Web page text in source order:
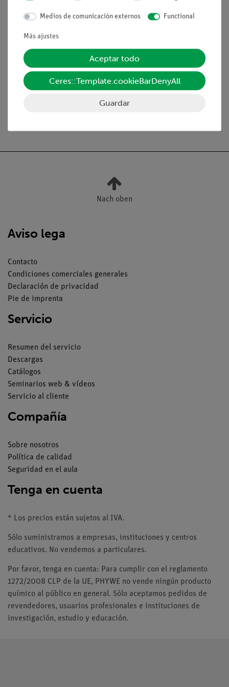
Volumen de suministro
Medios / Descargas
Nach oben
Aviso lega
Contacto
Condiciones comerciales generales
Declaración de privacidad
Pie de imprenta
Servicio
Resumen del servicio
Descargas
Catálogos
Seminarios web & vídeos
Servicio al cliente
Compañía
Sobre nosotros
Política de calidad
Seguridad en el aula
Tenga en cuenta
* Los precios están sujetos al IVA.
Sólo suministramos a empresas, instituciones y centros
educativos. No vendemos a particulares.
Por favor, tenga en cuenta: Para cumplir con el reglamento
1272/2008 CLP de la UE, PHYWE no vende ningún producto
químico al público en general. Sólo aceptamos pedidos de
revendedores, usuarios profesionales e instituciones de
investigación, estudio y educación.
Medios de comunicación externos Functional
Más ajustes
Aceptar todo
Ceres::Template.cookieBarDenyAll
Guardar